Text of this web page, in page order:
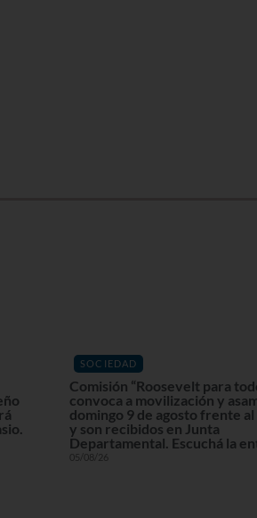
SOCIEDAD
Comisión “Roosevelt para
convoca a movilización y
domingo 9 de agosto frente
y son recibidos en Junta
Departamental. Escuchá la
05/08/26